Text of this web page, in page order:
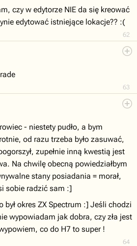
62
czy w edytorze NIE da się kreować
edytować istniejące lokacje?? :(
63
64
- niestety pudło, a bym
od razu trzeba było zasuwać,
zupełnie inną kwestią jest
Na chwilę obecną powiedziałbym
stany posiadania = morał,
sobie radzić sam :]
okres ZX Spectrum :] Jeśli chodzi
wypowiadam jak dobra, czy zła jest
co do H7 to super !